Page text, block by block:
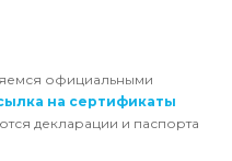
официальными
на сертификаты
декларации и паспорта